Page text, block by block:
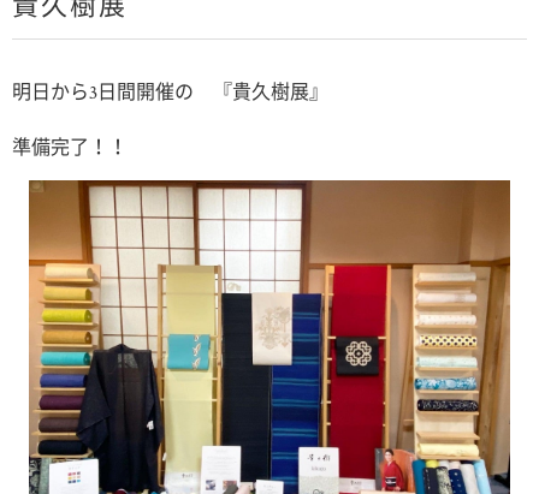
明日から3日間開催の 『貴久樹展』
準備完了！！